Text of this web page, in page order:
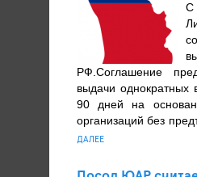
С
РФ.Соглашение
выдачи однократных
90 дней на
организаций без
ДАЛЕЕ